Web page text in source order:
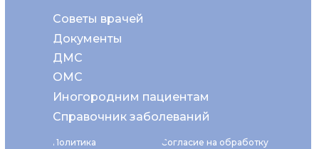
Политика
Согласие на обработку
Советы врачей
ОМС
Документы
ДМС
Иногородним пациентам
Справочник заболеваний